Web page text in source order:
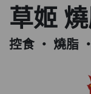
草姬
控食 ‧ 燒脂